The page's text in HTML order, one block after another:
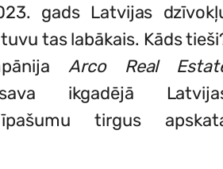
gads Latvijas
tas labākais. Kāds
Arco Real
ikgadējā
tirgus